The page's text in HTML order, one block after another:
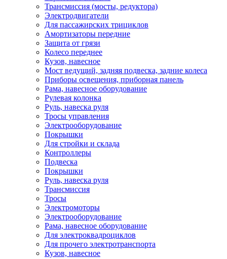
Трансмиссия (мосты, редуктора)
Электродвигатели
Для пассажирских трициклов
Амортизаторы передние
Защита от грязи
Колесо переднее
Кузов, навесное
Мост ведущий, задняя подвеска, задние колеса
Приборы освещения, приборная панель
Рама, навесное оборудование
Рулевая колонка
Руль, навеска руля
Тросы управления
Электрооборудование
Покрышки
Для стройки и склада
Контроллеры
Подвеска
Покрышки
Руль, навеска руля
Трансмиссия
Тросы
Электромоторы
Электрооборудование
Рама, навесное оборудование
Для электроквадроциклов
Для прочего электротранспорта
Кузов, навесное